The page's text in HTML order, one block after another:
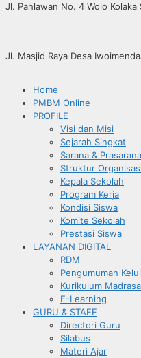
Jl. Pahlawan No. 4 Wolo
Jl. Masjid Raya Desa
Home
PMBM Online
PROFILE
Visi dan Misi
Sejarah Singkat
Sarana & Prasarana
Struktur
Kepala Sekolah
Program Kerja
Kondisi Siswa
Komite Sekolah
Prestasi Siswa
LAYANAN DIGITAL
RDM
Pengumuman
Kurikulum
E-Learning
GURU & STAFF
Directori Guru
Silabus
Materi Ajar